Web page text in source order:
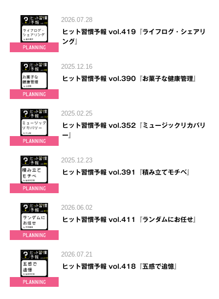
2026.07.28
ヒット習慣予報 vol.419『ライフログ・シェアリ
ング』
2025.12.16
ヒット習慣予報 vol.390『お菓子な健康管理』
2025.02.25
ヒット習慣予報 vol.352『ミュージックリカバリ
ー』
2025.12.23
ヒット習慣予報 vol.391『積み立てモチベ』
2026.06.02
ヒット習慣予報 vol.411『ランダムにお任せ』
2026.07.21
ヒット習慣予報 vol.418『五感で追憶』